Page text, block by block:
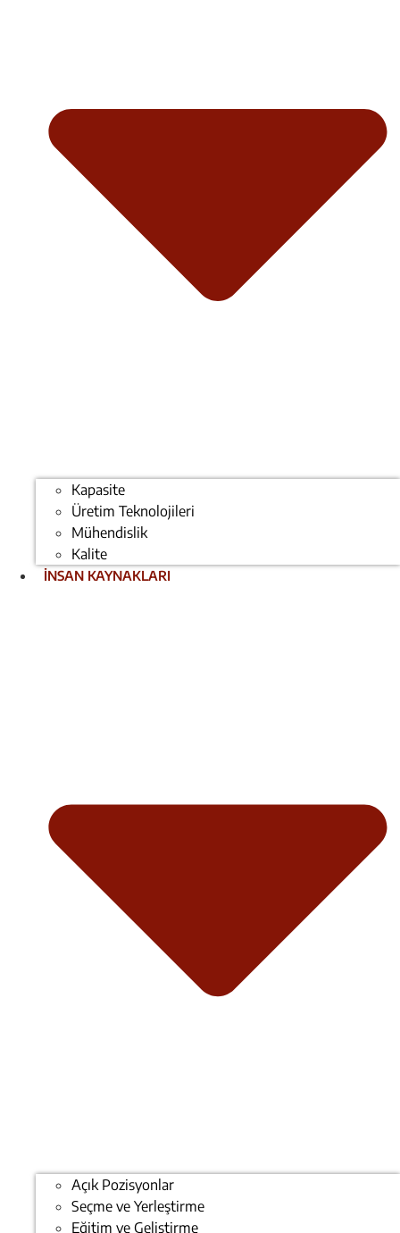
Kapasite
Üretim Teknolojileri
Mühendislik
Kalite
İNSAN KAYNAKLARI
Açık Pozisyonlar
Seçme ve Yerleştirme
Eğitim ve Geliştirme